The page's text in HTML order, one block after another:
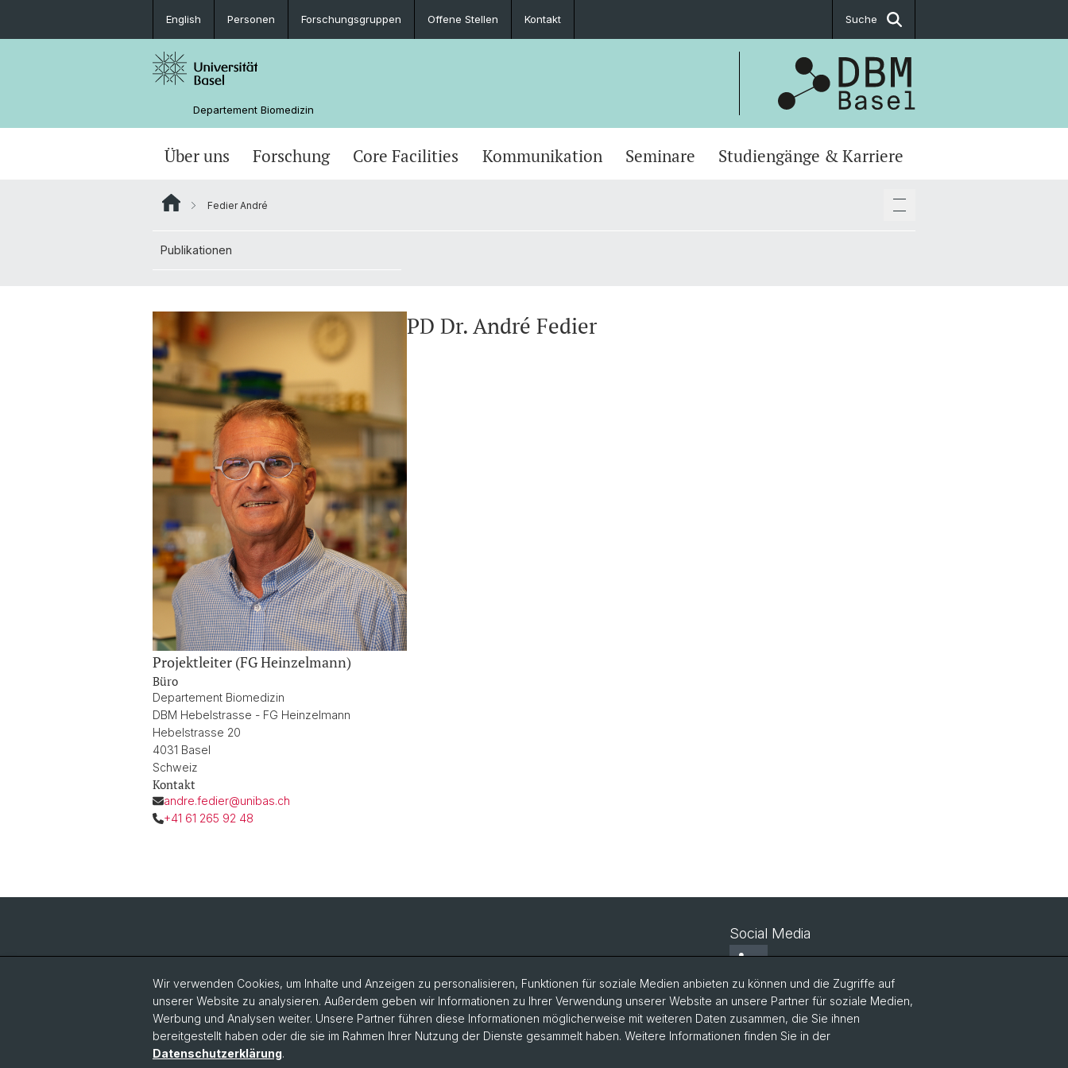
English Personen Forschungsgruppen Offene Stellen Kontakt Suche
Departement Biomedizin
Über uns Forschung Core Facilities Kommunikation Seminare Studiengänge & Karriere
Fedier André
Publikationen
PD Dr. André Fedier
Projektleiter (FG Heinzelmann)
Büro
Departement Biomedizin
DBM Hebelstrasse - FG Heinzelmann
Hebelstrasse 20
4031 Basel
Schweiz
Kontakt
andre.fedier@unibas.ch
+41 61 265 92 48
Social Media
Bluesky
Wir verwenden Cookies, um Inhalte und Anzeigen zu personalisieren, Funktionen für soziale Medien anbieten zu können und die Zugriffe auf
unserer Website zu analysieren. Außerdem geben wir Informationen zu Ihrer Verwendung unserer Website an unsere Partner für soziale Medien,
Werbung und Analysen weiter. Unsere Partner führen diese Informationen möglicherweise mit weiteren Daten zusammen, die Sie ihnen
bereitgestellt haben oder die sie im Rahmen Ihrer Nutzung der Dienste gesammelt haben. Weitere Informationen finden Sie in der
Datenschutzerklärung.